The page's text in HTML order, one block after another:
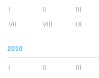
I II III
VII
VIII IX
2010
I II III